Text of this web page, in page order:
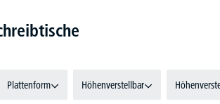
Plattenform Höhenverstellbar